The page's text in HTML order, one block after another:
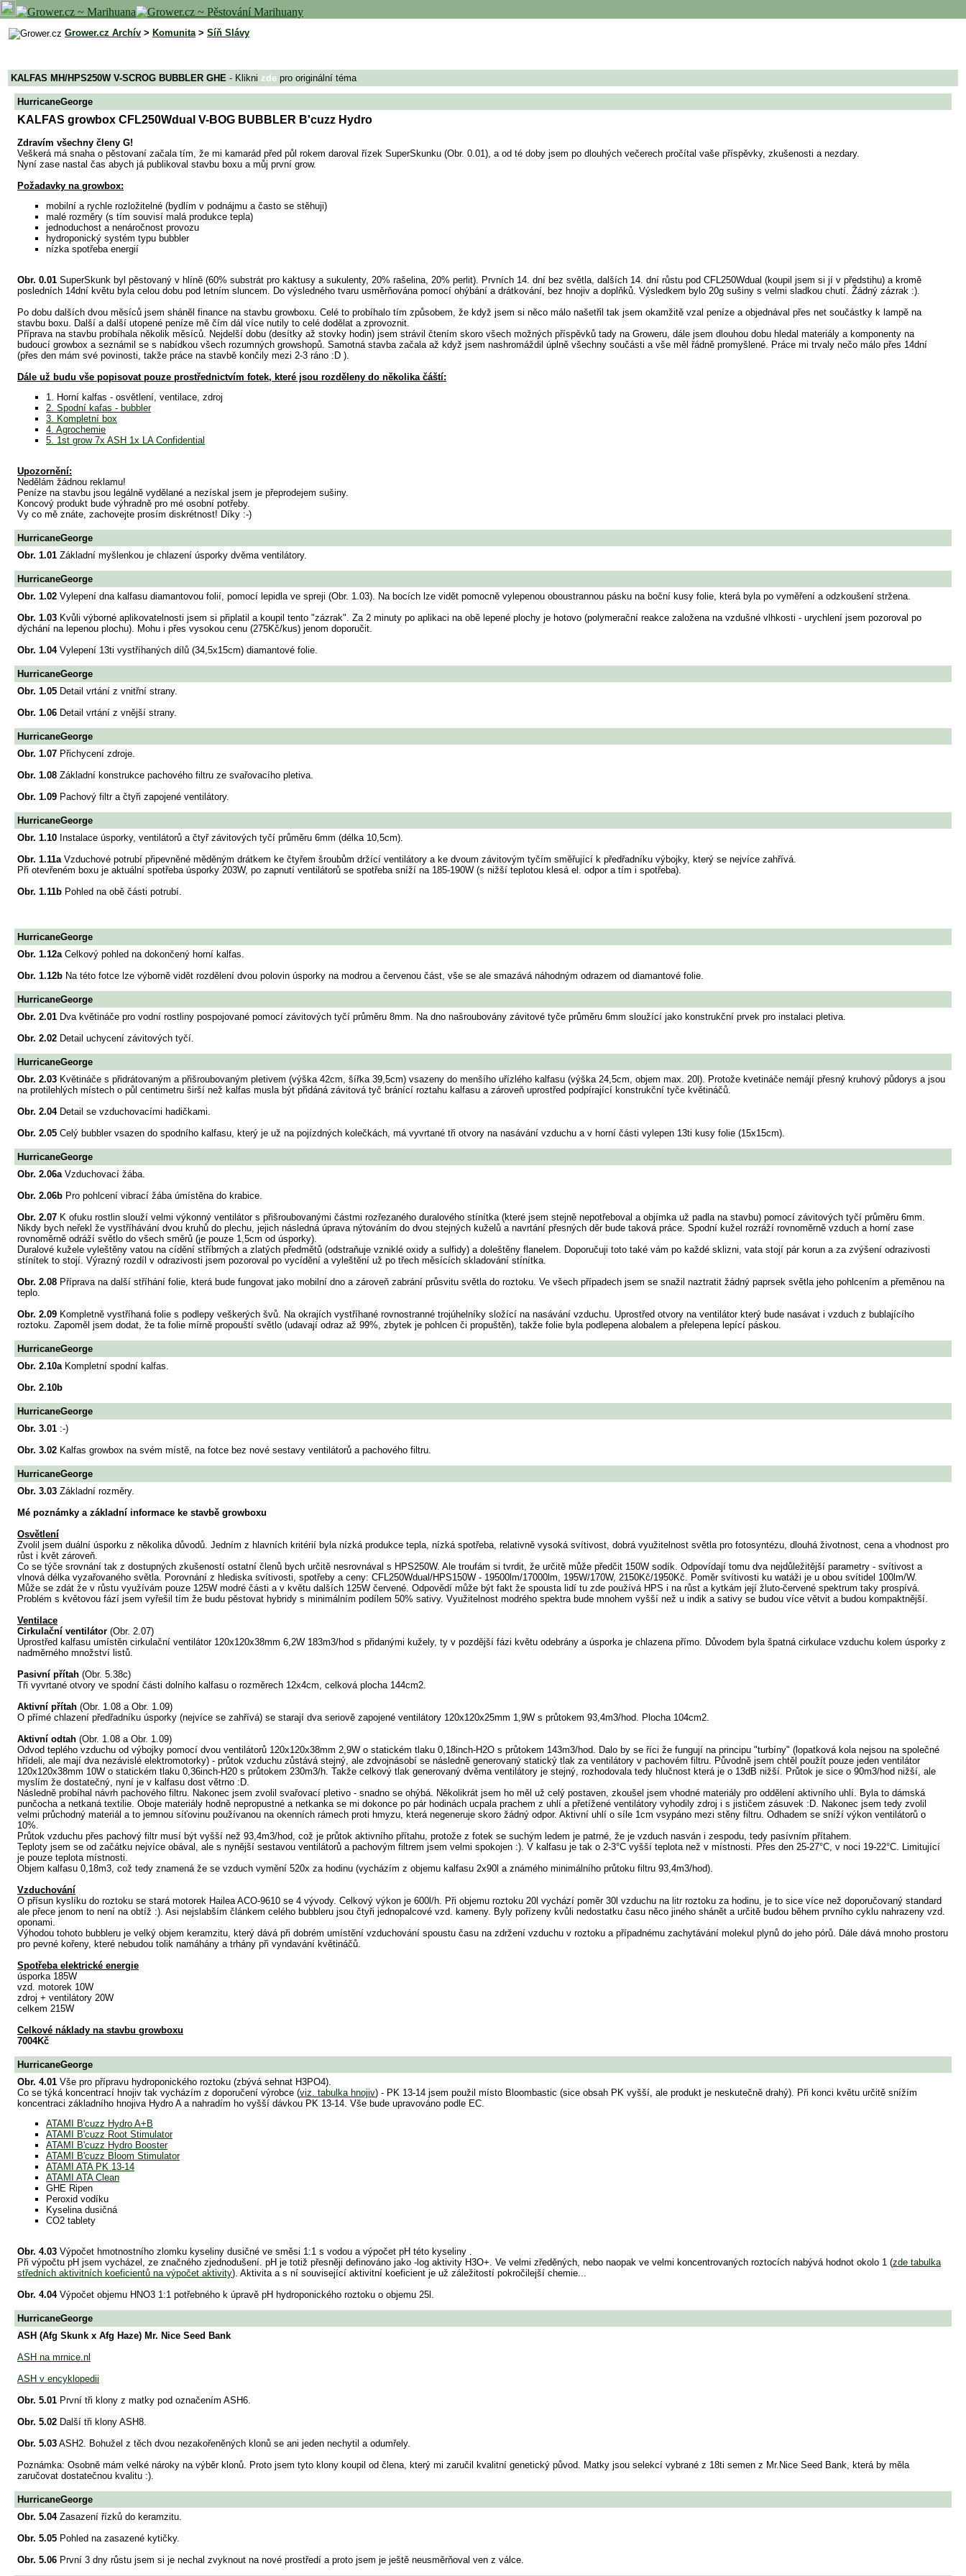
Grower.cz Archív > Komunita> Síň Slávy
KALFAS MH/HPS250W V-SCROG BUBBLER GHE - Klikni zde pro originální téma
HurricaneGeorge
KALFAS growbox CFL250Wdual V-BOG BUBBLER B'cuzz Hydro
Zdravím všechny členy G!
Veškerá má snaha o pěstovaní začala tím, že mi kamarád před půl rokem daroval řízek SuperSkunku (Obr. 0.01), a od té doby jsem po dlouhých večerech pročítal vaše příspěvky, zkušenosti a nezdary.
Nyní zase nastal čas abych já publikoval stavbu boxu a můj první grow.
Požadavky na growbox:
mobilní a rychle rozložitelné (bydlím v podnájmu a často se stěhuji)
malé rozměry (s tím souvisí malá produkce tepla)
jednoduchost a nenáročnost provozu
hydroponický systém typu bubbler
nízka spotřeba energií
Obr. 0.01 SuperSkunk byl pěstovaný v hlíně (60% substrát pro kaktusy a sukulenty, 20% rašelina, 20% perlit). Prvních 14. dní bez světla, dalších 14. dní růstu pod CFL250Wdual (koupil jsem si jí v předstihu) a kromě
posledních 14dní květu byla celou dobu pod letním sluncem. Do výsledného tvaru usměrňována pomocí ohýbání a drátkování, bez hnojiv a doplňků. Výsledkem bylo 20g sušiny s velmi sladkou chutí. Žádný zázrak :).
Po dobu dalších dvou měsíců jsem sháněl finance na stavbu growboxu. Celé to probíhalo tím způsobem, že když jsem si něco málo našetřil tak jsem okamžitě vzal peníze a objednával přes net součástky k lampě na
stavbu boxu. Další a další utopené peníze mě čím dál více nutily to celé dodělat a zprovoznit.
Příprava na stavbu probíhala několik měsíců. Nejdelší dobu (desítky až stovky hodin) jsem strávil čtením skoro všech možných příspěvků tady na Groweru, dále jsem dlouhou dobu hledal materiály a komponenty na
budoucí growbox a seznámil se s nabídkou všech rozumných growshopů. Samotná stavba začala až když jsem nashromáždil úplně všechny součásti a vše měl řádně promyšlené. Práce mi trvaly nečo málo přes 14dní
(přes den mám své povinosti, takže práce na stavbě končily mezi 2-3 ráno :D ).
Dále už budu vše popisovat pouze prostřednictvím fotek, které jsou rozděleny do několika čáští:
1. Horní kalfas - osvětlení, ventilace, zdroj
2. Spodní kafas - bubbler
3. Kompletní box
4. Agrochemie
5. 1st grow 7x ASH 1x LA Confidential
Upozornění:
Nedělám žádnou reklamu!
Peníze na stavbu jsou legálně vydělané a nezískal jsem je přeprodejem sušiny.
Koncový produkt bude výhradně pro mé osobní potřeby.
Vy co mě znáte, zachovejte prosím diskrétnost! Díky :-)
HurricaneGeorge
Obr. 1.01 Základní myšlenkou je chlazení úsporky dvěma ventilátory.
HurricaneGeorge
Obr. 1.02 Vylepení dna kalfasu diamantovou folií, pomocí lepidla ve spreji (Obr. 1.03). Na bocích lze vidět pomocně vylepenou oboustrannou pásku na boční kusy folie, která byla po vyměření a odzkoušení stržena.
Obr. 1.03 Kvůli výborné aplikovatelnosti jsem si připlatil a koupil tento "zázrak". Za 2 minuty po aplikaci na obě lepené plochy je hotovo (polymerační reakce založena na vzdušné vlhkosti - urychlení jsem pozoroval po
dýchání na lepenou plochu). Mohu i přes vysokou cenu (275Kč/kus) jenom doporučit.
Obr. 1.04Vylepení 13ti vystříhaných dílů (34,5x15cm) diamantové folie.
HurricaneGeorge
Obr. 1.05 Detail vrtání z vnitřní strany.
Obr. 1.06 Detail vrtání z vnější strany.
HurricaneGeorge
Obr. 1.07 Přichycení zdroje.
Obr. 1.08 Základní konstrukce pachového filtru ze svařovacího pletiva.
Obr. 1.09 Pachový filtr a čtyři zapojené ventilátory.
HurricaneGeorge
Obr. 1.10 Instalace úsporky, ventilátorů a čtyř závitových tyčí průměru 6mm (délka 10,5cm).
Obr. 1.11aVzduchové potrubí připevněné měděným drátkem ke čtyřem šroubům držící ventilátory a ke dvoum závitovým tyčím směřující k předřadníku výbojky, který se nejvíce zahřívá.
Při otevřeném boxu je aktuální spotřeba úsporky 203W, po zapnutí ventilátorů se spotřeba sníží na 185-190W (s nižší teplotou klesá el. odpor a tím i spotřeba).
Obr. 1.11b Pohled na obě části potrubí.
HurricaneGeorge
Obr. 1.12aCelkový pohled na dokončený horní kalfas.
Obr. 1.12b Na této fotce lze výborně vidět rozdělení dvou polovin úsporky na modrou a červenou část, vše se ale smazává náhodným odrazem od diamantové folie.
HurricaneGeorge
Obr. 2.01 Dva květináče pro vodní rostliny pospojované pomocí závitových tyčí průměru 8mm. Na dno našroubovány závitové tyče průměru 6mm sloužící jako konstrukční prvek pro instalaci pletiva.
Obr. 2.02 Detail uchycení závitových tyčí.
HurricaneGeorge
Obr. 2.03 Květináče s přidrátovaným a přišroubovaným pletivem (výška 42cm, šířka 39,5cm) vsazeny do menšího uřízlého kalfasu (výška 24,5cm, objem max. 20l). Protože kvetináče nemájí přesný kruhový půdorys a jsou
na protilehlých místech o půl centimetru širší než kalfas musla být přidáná závitová tyč bránící roztahu kalfasu a zároveň uprostřed podpírající konstrukční tyče květináčů.
Obr. 2.04Detail se vzduchovacími hadičkami.
Obr. 2.05 Celý bubbler vsazen do spodního kalfasu, který je už na pojízdných kolečkách, má vyvrtané tři otvory na nasávání vzduchu a v horní části vylepen 13ti kusy folie (15x15cm).
HurricaneGeorge
Obr. 2.06aVzduchovací žába.
Obr. 2.06b Pro pohlcení vibrací žába úmístěna do krabice.
Obr. 2.07 K ofuku rostlin slouží velmi výkonný ventilátor s přišroubovanými částmi rozřezaného duralového stínítka (které jsem stejně nepotřeboval a objímka už padla na stavbu) pomocí závitových tyčí průměru 6mm.
Nikdy bych neřekl že vystříhávání dvou kruhů do plechu, jejich následná úprava nýtováním do dvou stejných kuželů a navrtání přesných děr bude taková práce. Spodní kužel rozráží rovnoměrně vzduch a horní zase
rovnoměrně odráží světlo do všech směrů (je pouze 1,5cm od úsporky).
Duralové kužele vyleštěny vatou na cídění stříbrných a zlatých předmětů (odstraňuje vzniklé oxidy a sulfidy) a doleštěny flanelem. Doporučuji toto také vám po každé sklizni, vata stojí pár korun a za zvýšení odrazivosti
stínítek to stojí. Výrazný rozdíl v odrazivosti jsem pozoroval po vycídění a vyleštění už po třech měsících skladování stínítka.
Obr. 2.08 Příprava na další stříhání folie, která bude fungovat jako mobilní dno a zároveň zabrání průsvitu světla do roztoku. Ve všech případech jsem se snažil naztratit žádný paprsek světla jeho pohlcením a přeměnou na
teplo.
Obr. 2.09 Kompletně vystříhaná folie s podlepy veškerých švů. Na okrajích vystříhané rovnostranné trojúhelníky složící na nasávání vzduchu. Uprostřed otvory na ventilátor který bude nasávat i vzduch z bublajícího
roztoku. Zapoměl jsem dodat, že ta folie mírně propouští světlo (udavají odraz až 99%, zbytek je pohlcen či propuštěn), takže folie byla podlepena alobalem a přelepena lepící páskou.
HurricaneGeorge
Obr. 2.10aKompletní spodní kalfas.
Obr. 2.10b
HurricaneGeorge
Obr. 3.01 :-)
Obr. 3.02 Kalfas growbox na svém místě, na fotce bez nové sestavy ventilátorů a pachového filtru.
HurricaneGeorge
Obr. 3.03 Základní rozměry.
Mé poznámky a základní informace ke stavbě growboxu
Osvětlení
Zvolil jsem duální úsporku z několika důvodů. Jedním z hlavních kritérií byla nízká produkce tepla, nízká spotřeba, relativně vysoká svítivost, dobrá využitelnost světla pro fotosyntézu, dlouhá životnost, cena a vhodnost pro
růst i květ zároveň.
Co se týče srovnání tak z dostupných zkušeností ostatní členů bych určitě nesrovnával s HPS250W. Ale troufám si tvrdit, že určitě může předčit 150W sodík. Odpovídají tomu dva nejdůležitější parametry - svítivost a
vlnová délka vyzařovaného světla. Porovnání z hlediska svítivosti, spotřeby a ceny: CFL250Wdual/HPS150W - 19500lm/17000lm, 195W/170W, 2150Kč/1950Kč. Poměr svítivosti ku watáži je u obou svítidel 100lm/W.
Může se zdát že v růstu využívám pouze 125W modré části a v květu dalších 125W červené. Odpovědí může být fakt že spousta lidí tu zde používá HPS i na růst a kytkám její žluto-červené spektrum taky prospívá.
Problém s květovou fází jsem vyřešil tím že budu pěstovat hybridy s minimálním podílem 50% sativy. Využitelnost modrého spektra bude mnohem vyšší než u indik a sativy se budou více větvit a budou kompaktnější.
Ventilace
Cirkulační ventilátor (Obr. 2.07)
Uprostřed kalfasu umístěn cirkulační ventilátor 120x120x38mm 6,2W 183m3/hod s přidanými kužely, ty v pozdější fázi květu odebrány a úsporka je chlazena přímo. Důvodem byla špatná cirkulace vzduchu kolem úsporky z
nadměrného množství listů.
Pasivní přítah (Obr. 5.38c)
Tři vyvrtané otvory ve spodní části dolního kalfasu o rozměrech 12x4cm, celková plocha 144cm2.
Aktivní přítah (Obr. 1.08 a Obr. 1.09)
O přímé chlazení předřadníku úsporky (nejvíce se zahřívá) se starají dva seriově zapojené ventilátory 120x120x25mm 1,9W s průtokem 93,4m3/hod. Plocha 104cm2.
Aktivní odtah (Obr. 1.08 a Obr. 1.09)
Odvod teplého vzduchu od výbojky pomocí dvou ventilátorů 120x120x38mm 2,9W o statickém tlaku 0,18inch-H2O s průtokem 143m3/hod. Dalo by se říci že fungují na principu "turbíny" (lopatková kola nejsou na společné
hřídeli, ale mají dva nezávislé elektromotorky) - průtok vzduchu zůstává stejný, ale zdvojnásobí se následně generovaný statický tlak za ventilátory v pachovém filtru. Původně jsem chtěl použít pouze jeden ventilátor
120x120x38mm 10W o statickém tlaku 0,36inch-H20 s průtokem 230m3/h. Takže celkový tlak generovaný dvěma ventilátory je stejný, rozhodovala tedy hlučnost která je o 13dB nižší. Průtok je sice o 90m3/hod nižší, ale
myslím že dostatečný, nyní je v kalfasu dost větrno :D.
Následně probíhal návrh pachového filtru. Nakonec jsem zvolil svařovací pletivo - snadno se ohýbá. Několikrát jsem ho měl už celý postaven, zkoušel jsem vhodné materiály pro oddělení aktivního uhlí. Byla to dámská
punčocha a netkaná textilie. Oboje materiály hodně nepropustné a netkanka se mi dokonce po pár hodinách ucpala prachem z uhlí a přetížené ventilátory vyhodily zdroj i s jističem zásuvek :D. Nakonec jsem tedy zvolil
velmi průchodný materiál a to jemnou síťovinu používanou na okenních rámech proti hmyzu, která negeneruje skoro žádný odpor. Aktivní uhlí o síle 1cm vsypáno mezi stěny filtru. Odhadem se sníží výkon ventilátorů o
10%.
Průtok vzduchu přes pachový filtr musí být vyšší než 93,4m3/hod, což je průtok aktivního přítahu, protože z fotek se suchým ledem je patrné, že je vzduch nasván i zespodu, tedy pasívním přítahem.
Teploty jsem se od začátku nejvíce obával, ale s nynější sestavou ventilátorů a pachovým filtrem jsem velmi spokojen :). V kalfasu je tak o 2-3°C vyšší teplota než v místnosti. Přes den 25-27°C, v noci 19-22°C. Limitující
je pouze teplota místnosti.
Objem kalfasu 0,18m3, což tedy znamená že se vzduch vymění 520x za hodinu (vycházím z objemu kalfasu 2x90l a známého minimálního průtoku filtru 93,4m3/hod).
Vzduchování
O přísun kyslíku do roztoku se stará motorek Hailea ACO-9610 se 4 vývody. Celkový výkon je 600l/h. Při objemu roztoku 20l vychází poměr 30l vzduchu na litr roztoku za hodinu, je to sice více než doporučovaný standard
ale přece jenom to není na obtíž :). Asi nejslabším článkem celého bubbleru jsou čtyři jednopalcové vzd. kameny. Byly pořízeny kvůli nedostatku času něco jiného shánět a určitě budou během prvního cyklu nahrazeny vzd.
oponami.
Výhodou tohoto bubbleru je velký objem keramzitu, který dává při dobrém umístění vzduchování spoustu času na zdržení vzduchu v roztoku a případnému zachytávání molekul plynů do jeho pórů. Dále dává mnoho prostoru
pro pevné kořeny, které nebudou tolik namáhány a trhány při vyndavání květináčů.
Spotřeba elektrické energie
úsporka 185W
vzd. motorek 10W
zdroj + ventilátory 20W
celkem 215W
Celkové náklady na stavbu growboxu
7004Kč
HurricaneGeorge
Obr. 4.01 Vše pro přípravu hydroponického roztoku (zbývá sehnat H3PO4).
Co se týká koncentrací hnojiv tak vycházím z doporučení výrobce (viz. tabulka hnojiv) - PK 13-14 jsem použil místo Bloombastic (sice obsah PK vyšší, ale produkt je neskutečně drahý). Při konci květu určitě snížím
koncentraci základního hnojiva Hydro A a nahradím ho vyšší dávkou PK 13-14. Vše bude upravováno podle EC.
ATAMI B'cuzz Hydro A+B
ATAMI B'cuzz Root Stimulator
ATAMI B'cuzz Hydro Booster
ATAMI B'cuzz Bloom Stimulator
ATAMI ATA PK 13-14
ATAMI ATA Clean
GHE Ripen
Peroxid vodíku
Kyselina dusičná
CO2 tablety
Obr. 4.03 Výpočet hmotnostního zlomku kyseliny dusičné ve směsi 1:1 s vodou a výpočet pH této kyseliny .
Při výpočtu pH jsem vycházel, ze značného zjednodušení. pH je totiž přesněji definováno jako -log aktivity H3O+. Ve velmi zředěných, nebo naopak ve velmi koncentrovaných roztocích nabývá hodnot okolo 1 (zde tabulka
středních aktivitních koeficientů na výpočet aktivity). Aktivita a s ní související aktivitní koeficient je už záležitostí pokročilejší chemie...
Obr. 4.04Výpočet objemu HNO3 1:1 potřebného k úpravě pH hydroponického roztoku o objemu 25l.
HurricaneGeorge
ASH (Afg Skunk x Afg Haze) Mr. Nice Seed Bank
ASH na mrnice.nl
ASH v encyklopedii
Obr. 5.01 První tři klony z matky pod označením ASH6.
Obr. 5.02 Další tři klony ASH8.
Obr. 5.03 ASH2. Bohužel z těch dvou nezakořeněných klonů se ani jeden nechytil a odumřely.
Poznámka: Osobně mám velké nároky na výběr klonů. Proto jsem tyto klony koupil od člena, který mi zaručil kvalitní genetický původ. Matky jsou selekcí vybrané z 18ti semen z Mr.Nice Seed Bank, která by měla
zaručovat dostatečnou kvalitu :).
HurricaneGeorge
Obr. 5.04Zasazení řízků do keramzitu.
Obr. 5.05 Pohled na zasazené kytičky.
Obr. 5.06 První 3 dny růstu jsem si je nechal zvyknout na nové prostředí a proto jsem je ještě neusměrňoval ven z válce.